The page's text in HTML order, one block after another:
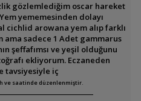
gözlemlediğim oscar hareket
yememesinden dolayı
cichlid arowana yem alıp farklı
sadece 1 Adet gammarus
şeffafımsı ve yeşil olduğunu
ekliyorum. Eczaneden
tavsiyesiyle iç
ve saatinde düzenlenmiştir.